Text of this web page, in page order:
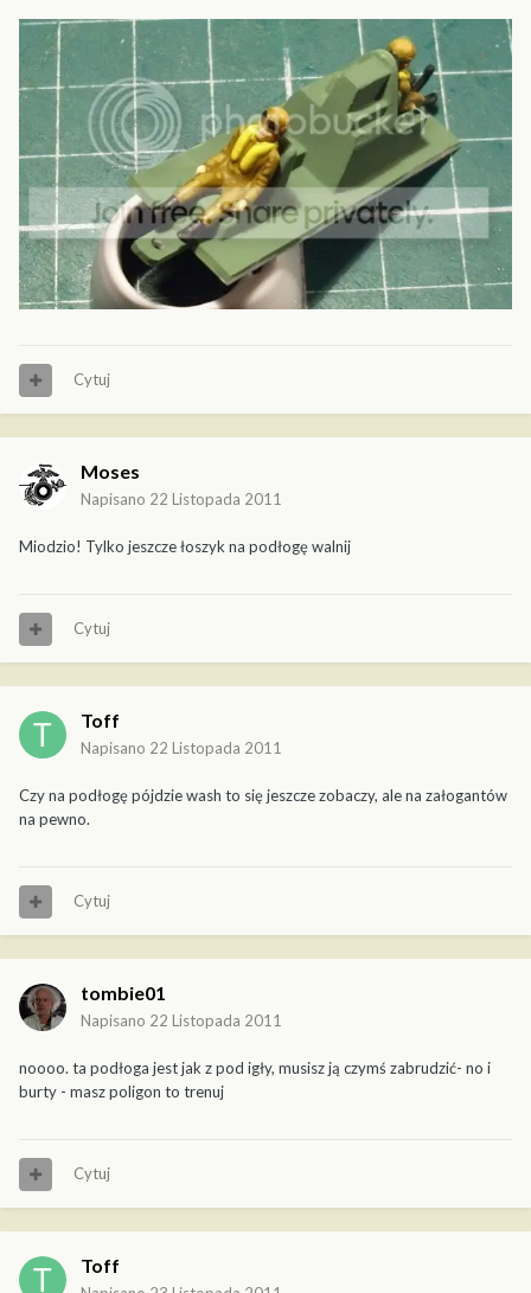
Cytuj
Moses
Napisano 22 Listopada 2011
Miodzio! Tylko jeszcze łoszyk na podłogę walnij
Cytuj
Toff
Napisano 22 Listopada 2011
Czy na podłogę pójdzie wash to się jeszcze zobaczy, ale na załogantów
na pewno.
Cytuj
tombie01
Napisano 22 Listopada 2011
noooo. ta podłoga jest jak z pod igły, musisz ją czymś zabrudzić- no i
burty - masz poligon to trenuj
Cytuj
Toff